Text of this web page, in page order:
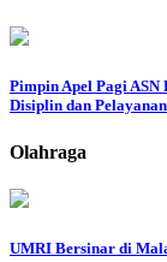
Pimpin Apel Pagi
Disiplin dan
Olahraga
UMRI Bersinar di